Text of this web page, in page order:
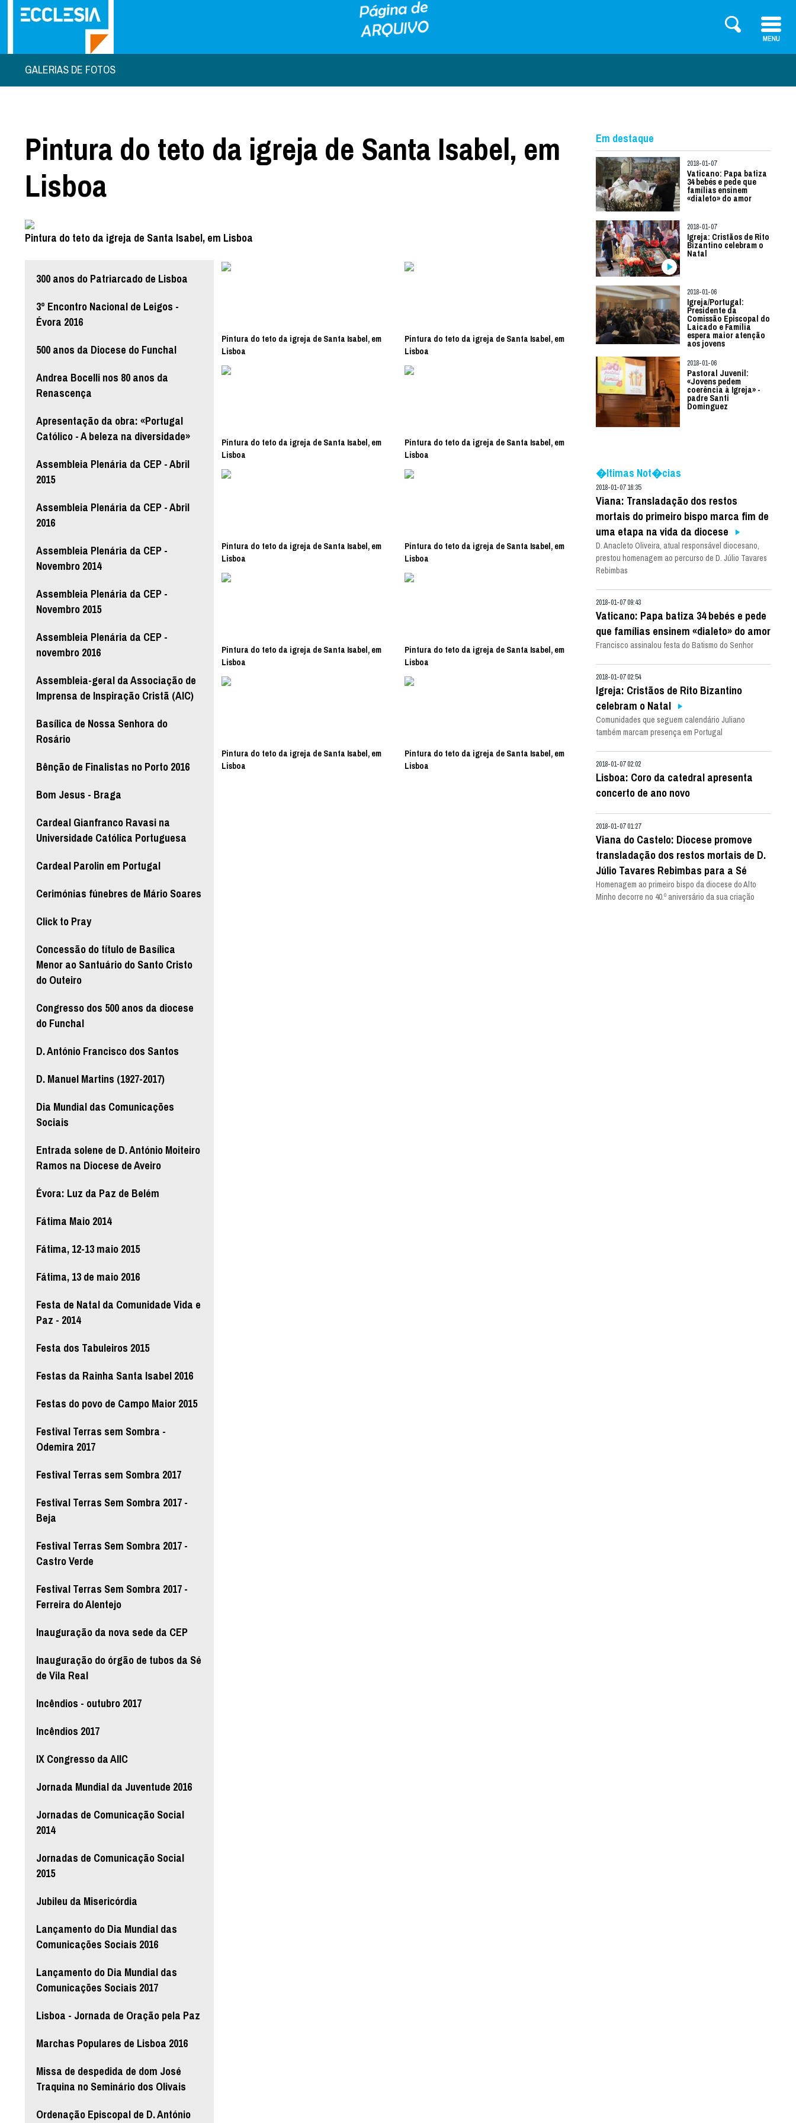
GALERIAS DE FOTOS
Pintura do teto da igreja de Santa Isabel, em
Lisboa
Pintura do teto da igreja de Santa Isabel, em Lisboa
300 anos do Patriarcado de Lisboa
3º Encontro Nacional de Leigos -
Évora 2016
500 anos da Diocese do Funchal
Andrea Bocelli nos 80 anos da
Renascença
Apresentação da obra: «Portugal
Católico - A beleza na diversidade»
Assembleia Plenária da CEP - Abril
2015
Assembleia Plenária da CEP - Abril
2016
Assembleia Plenária da CEP -
Novembro 2014
Assembleia Plenária da CEP -
Novembro 2015
Assembleia Plenária da CEP -
novembro 2016
Assembleia-geral da Associação de
Imprensa de Inspiração Cristã (AIC)
Basílica de Nossa Senhora do
Rosário
Bênção de Finalistas no Porto 2016
Bom Jesus - Braga
Cardeal Gianfranco Ravasi na
Universidade Católica Portuguesa
Cardeal Parolin em Portugal
Cerimónias fúnebres de Mário Soares
Click to Pray
Concessão do título de Basílica
Menor ao Santuário do Santo Cristo
do Outeiro
Congresso dos 500 anos da diocese
do Funchal
D. António Francisco dos Santos
D. Manuel Martins (1927-2017)
Dia Mundial das Comunicações
Sociais
Entrada solene de D. António Moiteiro
Ramos na Diocese de Aveiro
Évora: Luz da Paz de Belém
Fátima Maio 2014
Fátima, 12-13 maio 2015
Fátima, 13 de maio 2016
Festa de Natal da Comunidade Vida e
Paz - 2014
Festa dos Tabuleiros 2015
Festas da Rainha Santa Isabel 2016
Festas do povo de Campo Maior 2015
Festival Terras sem Sombra -
Odemira 2017
Festival Terras sem Sombra 2017
Festival Terras Sem Sombra 2017 -
Beja
Festival Terras Sem Sombra 2017 -
Castro Verde
Festival Terras Sem Sombra 2017 -
Ferreira do Alentejo
Inauguração da nova sede da CEP
Inauguração do órgão de tubos da Sé
de Vila Real
Incêndios - outubro 2017
Incêndios 2017
IX Congresso da AIIC
Jornada Mundial da Juventude 2016
Jornadas de Comunicação Social
2014
Jornadas de Comunicação Social
2015
Jubileu da Misericórdia
Lançamento do Dia Mundial das
Comunicações Sociais 2016
Lançamento do Dia Mundial das
Comunicações Sociais 2017
Lisboa - Jornada de Oração pela Paz
Marchas Populares de Lisboa 2016
Missa de despedida de dom José
Traquina no Seminário dos Olivais
Ordenação Episcopal de D. António
Pintura do teto da igreja de Santa Isabel, em
Lisboa
Pintura do teto da igreja de Santa Isabel, em
Lisboa
Pintura do teto da igreja de Santa Isabel, em
Lisboa
Pintura do teto da igreja de Santa Isabel, em
Lisboa
Pintura do teto da igreja de Santa Isabel, em
Lisboa
Pintura do teto da igreja de Santa Isabel, em
Lisboa
Pintura do teto da igreja de Santa Isabel, em
Lisboa
Pintura do teto da igreja de Santa Isabel, em
Lisboa
Pintura do teto da igreja de Santa Isabel, em
Lisboa
Pintura do teto da igreja de Santa Isabel, em
Lisboa
Em destaque
2018-01-07
Vaticano: Papa batiza
34 bebés e pede que
famílias ensinem
«dialeto» do amor
2018-01-07
Igreja: Cristãos de Rito
Bizantino celebram o
Natal
2018-01-06
Igreja/Portugal:
Presidente da
Comissão Episcopal do
Laicado e Família
espera maior atenção
aos jovens
2018-01-06
Pastoral Juvenil:
«Jovens pedem
coerência à Igreja» -
padre Santi
Dominguez
�ltimas Not�cias
2018-01-07 16:35
Viana: Transladação dos restos
mortais do primeiro bispo marca fim de
uma etapa na vida da diocese
D. Anacleto Oliveira, atual responsável diocesano,
prestou homenagem ao percurso de D. Júlio Tavares
Rebimbas
2018-01-07 09:43
Vaticano: Papa batiza 34 bebés e pede
que famílias ensinem «dialeto» do amor
Francisco assinalou festa do Batismo do Senhor
2018-01-07 02:54
Igreja: Cristãos de Rito Bizantino
celebram o Natal
Comunidades que seguem calendário Juliano
também marcam presença em Portugal
2018-01-07 02:02
Lisboa: Coro da catedral apresenta
concerto de ano novo
2018-01-07 01:27
Viana do Castelo: Diocese promove
transladação dos restos mortais de D.
Júlio Tavares Rebimbas para a Sé
Homenagem ao primeiro bispo da diocese do Alto
Minho decorre no 40.º aniversário da sua criação